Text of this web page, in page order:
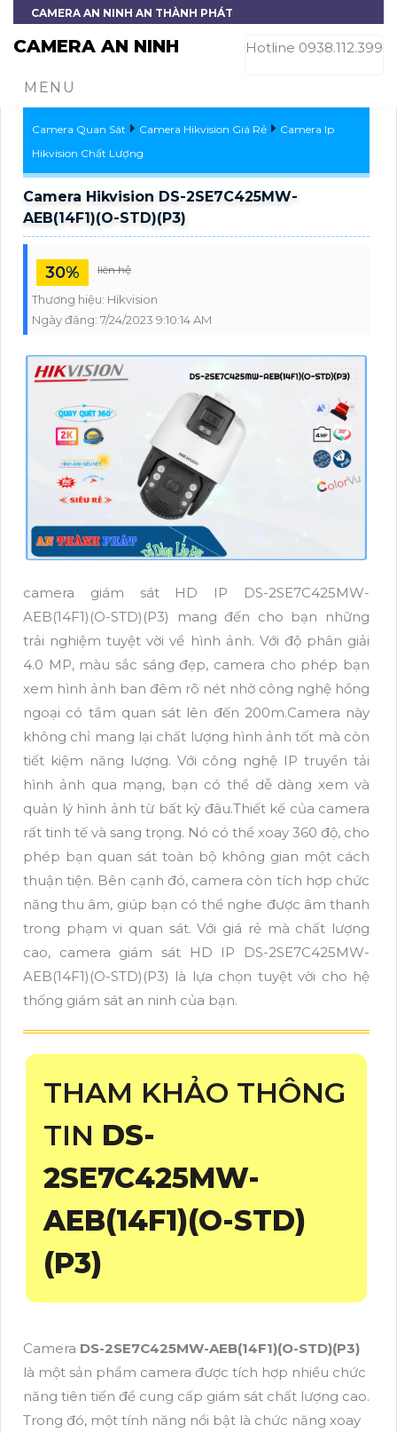
CAMERA AN NINH AN THÀNH PHÁT
CAMERA AN NINH Hotline 0938.112.399
MENU
Camera Quan Sát Camera Hikvision Giá Rẻ
Camera Ip
Hikvision Chất Lượng
Camera Hikvision DS-2SE7C425MW-
AEB(14F1)(O-STD)(P3)
30% liên hệ
Thương hiệu: Hikvision
Ngày đăng: 7/24/2023 9:10:14 AM
camera giám sát HD IP DS-2SE7C425MW-
AEB(14F1)(O-STD)(P3) mang đến cho bạn những
trải nghiệm tuyệt vời về hình ảnh. Với độ phân giải
4.0 MP, màu sắc sáng đẹp, camera cho phép bạn
xem hình ảnh ban đêm rõ nét nhờ công nghệ hồng
ngoại có tầm quan sát lên đến 200m.Camera này
không chỉ mang lại chất lượng hình ảnh tốt mà còn
tiết kiệm năng lượng. Với công nghệ IP truyền tải
hình ảnh qua mạng, bạn có thể dễ dàng xem và
quản lý hình ảnh từ bất kỳ đâu.Thiết kế của camera
rất tinh tế và sang trọng. Nó có thể xoay 360 độ, cho
phép bạn quan sát toàn bộ không gian một cách
thuận tiện. Bên cạnh đó, camera còn tích hợp chức
năng thu âm, giúp bạn có thể nghe được âm thanh
trong phạm vi quan sát. Với giá rẻ mà chất lượng
cao, camera giám sát HD IP DS-2SE7C425MW-
AEB(14F1)(O-STD)(P3) là lựa chọn tuyệt vời cho hệ
thống giám sát an ninh của bạn.
THAM KHẢO THÔNG
TIN DS-
2SE7C425MW-
AEB(14F1)(O-STD)
(P3)
Camera DS-2SE7C425MW-AEB(14F1)(O-STD)(P3)
là một sản phẩm camera được tích hợp nhiều chức
năng tiên tiến để cung cấp giám sát chất lượng cao.
Trong đó, một tính năng nổi bật là chức năng xoay